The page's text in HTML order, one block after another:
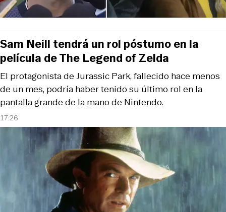
17:26
El protagonista de Jurassic Park, fallecido hace menos
de un mes, podría haber tenido su último rol en la
pantalla grande de la mano de Nintendo.
Sam Neill tendrá un rol póstumo en la
película de The Legend of Zelda